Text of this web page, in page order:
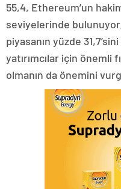
55,4, Ethereum’un
seviyelerinde
piyasanın yüzde
yatırımcılar için önemli
olmanın da önemini